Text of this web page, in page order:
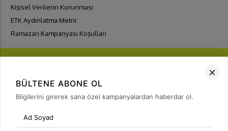
Kişisel Verilerin Korunması
ETK Aydınlatma Metni
Ramazan Kampanyası Koşulları
FIRSATLARI YAKALA
Bülten Üyeliği
BÜLTENE ABONE OL
Bilgilerini girerek sana özel kampanyalardan haberdar ol.